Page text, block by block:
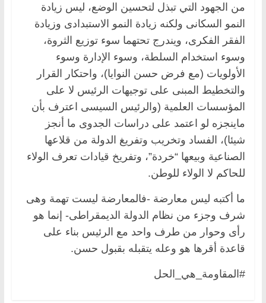
من الجهود التي تبذل لتحسين الوضع، ليس زيادة
النمو السكانى ولكنه زيادة النمو الاستبدادى وزيادة
الفقر الفكرى، ويندرج تحتهما سوء توزيع الثروة،
وسوء استخدام السلطة، وسوء الإدارة وسوء
الأولويات (مع فرض حسن النوايا)، واحتكار القرار
والتخطيط المبنى على توجيهات الرئيس لا على
المؤسسات العلمية (والرئيس السيسى اعترف بأن
ماينجزه لو اعتمد على دراسات الجدوى ما أنجز
شيئا)، الفساد وتخريب وتفريغ الدولة من قلاعها
الصناعية وبيعها “خردة”، وتفريخ قيادات تعرف الولاء
للحاكم لا الولاء للوطن.
ما أكتبه ليس معارضة -فالمعارضة ليست تهمة وهى
شرف وجزء من نظام الدولة الديمقراطى- إنما هو
رأى وحوار من طرف واحد مع الرئيس بناء على
قاعدة أقرها هو وعله يتقبله بقبول حسن.
#المقاومة_هي_الحل